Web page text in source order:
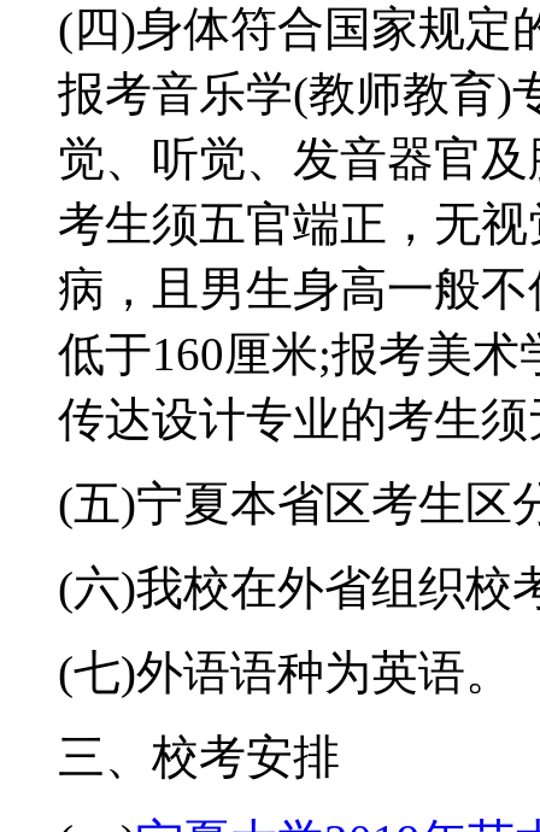
(四)身体符合国家规定
报考音乐学(教师教育)
觉、听觉、发音器官
考生须五官端正，无
病，且男生身高一般
低于160厘米;报考美
传达设计专业的考生
(五)宁夏本省区考生区
(六)我校在外省组织校
(七)外语语种为英语。
三、校考安排